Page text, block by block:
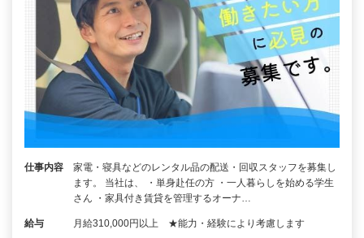
仕事内容
家電・寝具などのレンタル品の配送・回収スタッフを募集し
ます。 当社は、 ・単身赴任の方 ・一人暮らしを始める学生
さん ・家具付き賃貸を管理するオーナ…
給与 月給310,000円以上 ★能力・経験により考慮します